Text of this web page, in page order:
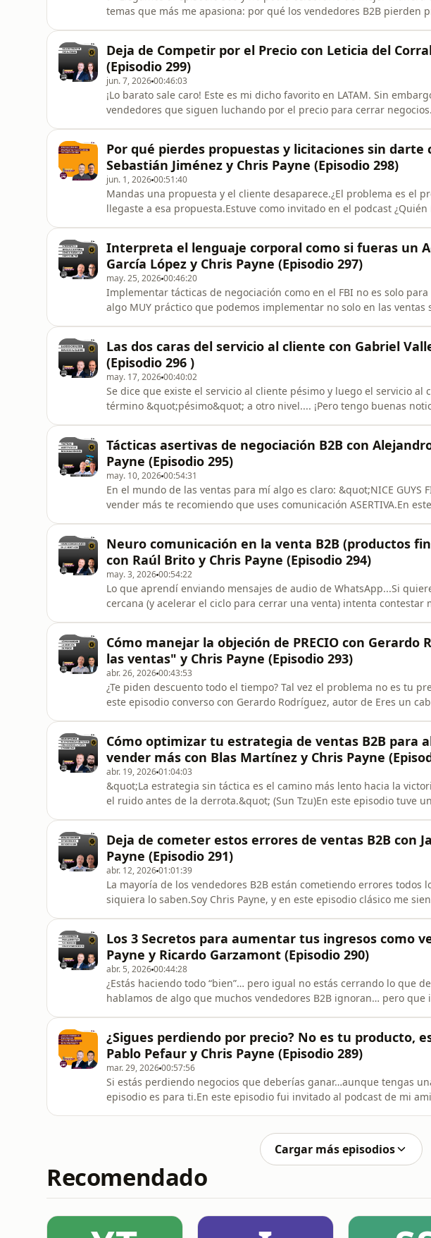
temas que más me apasiona: por qué los vendedores B2B pierden
al más barato aunque tu soluci
Deja de Competir por el Precio con Leticia del
(Episodio 299)
jun. 7, 202600:46:03
¡Lo barato sale caro! Este es mi dicho favorito en LATAM. Sin
vendedores que siguen luchando por el precio para cerrar
calcular el ROI y proporcionar r
Por qué pierdes propuestas y licitaciones sin darte
Sebastián Jiménez y Chris Payne (Episodio 298)
jun. 1, 202600:51:40
Mandas una propuesta y el cliente desaparece.¿El problema es el
llegaste a esa propuesta.Estuve como invitado en el podcast ¿Quién
qué la mayoría de
Interpreta el lenguaje corporal como si fueras un
García López y Chris Payne (Episodio 297)
may. 25, 202600:46:20
Implementar tácticas de negociación como en el FBI no es solo
algo MUY práctico que podemos implementar no solo en las ventas
incidentes cr
Las dos caras del servicio al cliente con Gabriel
(Episodio 296 )
may. 17, 202600:40:02
Se dice que existe el servicio al cliente pésimo y luego el servicio al
término &quot;pésimo&quot; a otro nivel.... ¡Pero tengo buenas
con m
Tácticas asertivas de negociación B2B con
Payne (Episodio 295)
may. 10, 202600:54:31
En el mundo de las ventas para mí algo es claro: &quot;NICE GUYS
vender más te recomiendo que uses comunicación ASERTIVA.En
negociación en las ventas B2B.Ahora bien, no
Neuro comunicación en la venta B2B (productos
con Raúl Brito y Chris Payne (Episodio 294)
may. 3, 202600:54:22
Lo que aprendí enviando mensajes de audio de WhatsApp...Si
cercana (y acelerar el ciclo para cerrar una venta) intenta contestar
como LinkedIn, Whats
Cómo manejar la objeción de PRECIO con Gerardo
las ventas" y Chris Payne (Episodio 293)
abr. 26, 202600:43:53
¿Te piden descuento todo el tiempo? Tal vez el problema no es tu
este episodio converso con Gerardo Rodríguez, autor de Eres un
aumentar el valor percibido antes d
Cómo optimizar tu estrategia de ventas B2B para
vender más con Blas Martínez y Chris Payne
abr. 19, 202601:04:03
&quot;La estrategia sin táctica es el camino más lento hacia la
el ruido antes de la derrota.&quot; (Sun Tzu)En este episodio tuve
estrategia real
Deja de cometer estos errores de ventas B2B con
Payne (Episodio 291)
abr. 12, 202601:01:39
La mayoría de los vendedores B2B están cometiendo errores todos
siquiera lo saben.Soy Chris Payne, y en este episodio clásico me
tiempo y dinero perdidoEl e
Los 3 Secretos para aumentar tus ingresos como
Payne y Ricardo Garzamont (Episodio 290)
abr. 5, 202600:44:28
¿Estás haciendo todo “bien”… pero igual no estás cerrando lo que
hablamos de algo que muchos vendedores B2B ignoran… pero que
importantes:La venta no empieza en
¿Sigues perdiendo por precio? No es tu producto,
Pablo Pefaur y Chris Payne (Episodio 289)
mar. 29, 202600:57:56
Si estás perdiendo negocios que deberías ganar…aunque tengas
episodio es para ti.En este episodio fui invitado al podcast de mi
Cargar más episodios
Recomendado